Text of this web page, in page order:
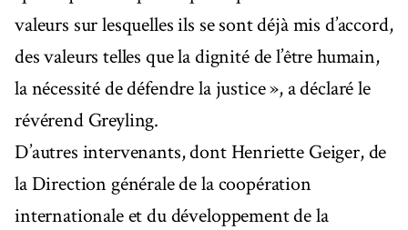
valeurs sur lesquelles ils se sont déjà mis d’accord,
des valeurs telles que la dignité de l’être humain,
la nécessité de défendre la justice », a déclaré le
révérend Greyling.
D’autres intervenants, dont Henriette Geiger, de
la Direction générale de la coopération
internationale et du développement de la